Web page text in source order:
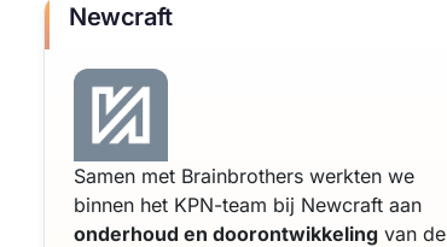
Newcraft
Samen met Brainbrothers werkten we
binnen het KPN-team bij Newcraft aan
onderhoud en doorontwikkeling van de